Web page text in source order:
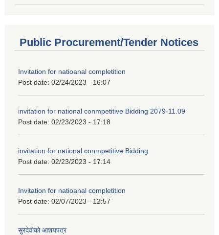
Public Procurement/Tender Notices
Invitation for natioanal completition
Post date: 02/24/2023 - 16:07
invitation for national conmpetitive Bidding 2079-11.09
Post date: 02/23/2023 - 17:18
invitation for national conmpetitive Bidding
Post date: 02/23/2023 - 17:14
Invitation for natioanal completition
Post date: 02/07/2023 - 12:57
सुरदेवीको आशयपत्र